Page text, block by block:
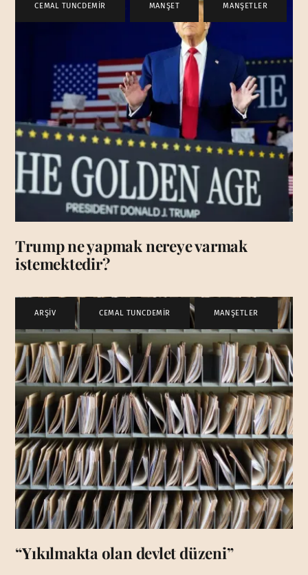
CEMAL TUNCDEMİR MANŞET , MANŞETLER
Trump ne yapmak nereye varmak
istemektedir?
ARŞİV CEMAL TUNCDEMİR , MANŞETLER
“Yıkılmakta olan devlet düzeni”